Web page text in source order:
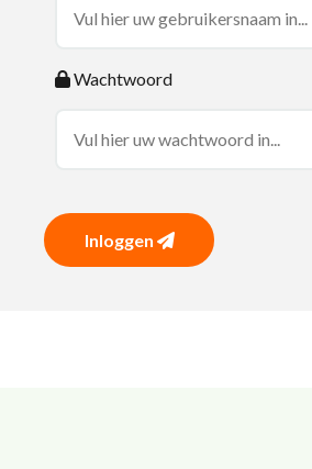
Wachtwoord
Inloggen